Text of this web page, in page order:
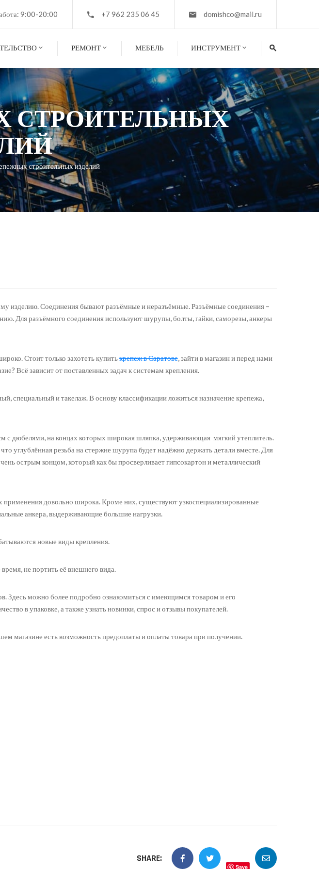
9:00-20:00 +7 962 235 06 45 domishco@mail.ru
РЕМОНТ МЕБЕЛЬ ИНСТРУМЕНТ
СТРОИТЕЛЬНЫХ
строительных изделий
изделию. Соединения бывают разъёмные и неразъёмные. Разъёмные соединения –
Для разъёмного соединения используют шурупы, болты, гайки, саморезы, анкеры
Стоит только захотеть купитькрепеж в Саратове, зайти в магазин и перед нами
Всё зависит от поставленных задач к системам крепления.
специальный и такелаж. В основу классификации ложиться назначение крепежа,
с дюбелями, на концах которых широкая шляпка, удерживающая мягкий утеплитель.
углублённая резьба на стержне шурупа будет надёжно держать детали вместе. Для
острым концом, который как бы просверливает гипсокартон и металлический
довольно широка. Кроме них, существуют узкоспециализированные
анкера, выдерживающие большие нагрузки.
новые виды крепления.
не портить её внешнего вида.
Здесь можно более подробно ознакомиться с имеющимся товаром и его
в упаковке, а также узнать новинки, спрос и отзывы покупателей.
магазине есть возможность предоплаты и оплаты товара при получении.
SHARE:
Save